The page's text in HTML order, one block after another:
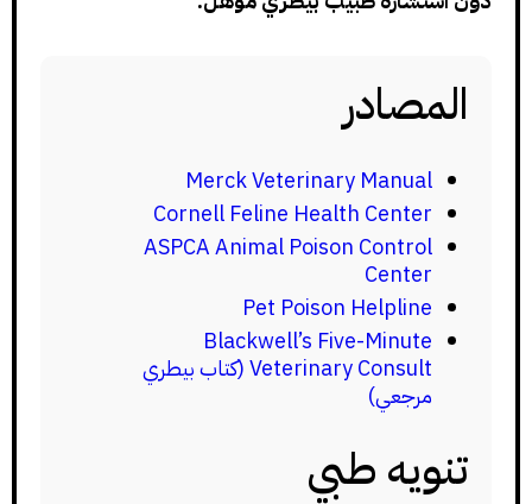
المصادر
Merck Veterinary Manual
Cornell Feline Health Center
ASPCA Animal Poison Control
Center
Pet Poison Helpline
Blackwell’s Five-Minute
Veterinary Consult (كتاب بيطري
مرجعي)
تنويه طبي